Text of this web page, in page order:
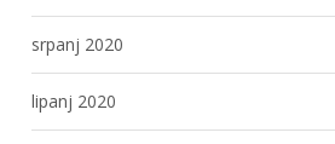
srpanj 2020
lipanj 2020